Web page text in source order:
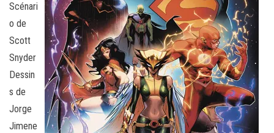
Scénari
o de
Scott
Snyder
Dessin
s de
Jorge
Jimene